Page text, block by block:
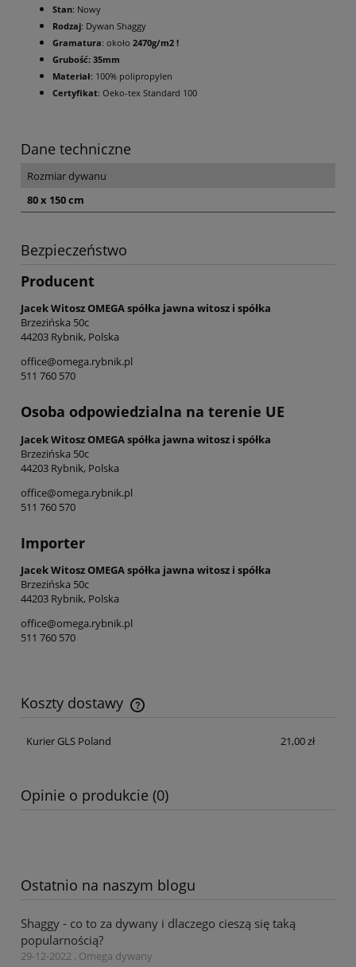
Stan: Nowy
Rodzaj: Dywan Shaggy
Gramatura: około 2470g/m2 !
Grubość: 35mm
Materiał: 100% polipropylen
Certyfikat: Oeko-tex Standard 100
Dane techniczne
Rozmiar dywanu
80 x 150 cm
Bezpieczeństwo
Producent
Jacek Witosz OMEGA spółka jawna witosz i spółka
Brzezińska 50c
44203 Rybnik, Polska
office@omega.rybnik.pl
511 760 570
Osoba odpowiedzialna na terenie UE
Jacek Witosz OMEGA spółka jawna witosz i spółka
Brzezińska 50c
44203 Rybnik, Polska
office@omega.rybnik.pl
511 760 570
Importer
Jacek Witosz OMEGA spółka jawna witosz i spółka
Brzezińska 50c
44203 Rybnik, Polska
office@omega.rybnik.pl
511 760 570
Koszty dostawy
Cena nie zawiera ewentualnych kosztów płatności
Kurier GLS Poland
21,00 zł
Opinie o produkcie (0)
Ostatnio na naszym blogu
Shaggy - co to za dywany i dlaczego cieszą się taką
popularnością?
29-12-2022 , Omega dywany